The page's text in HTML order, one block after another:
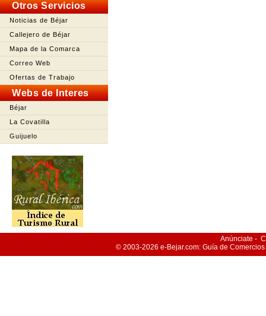
Otros Servicios
Noticias de Béjar
Callejero de Béjar
Mapa de la Comarca
Correo Web
Ofertas de Trabajo
Webs de Interes
Béjar
La Covatilla
Guijuelo
Anúnciate -
© 2003-2026 e-Bejar.com: Guía de